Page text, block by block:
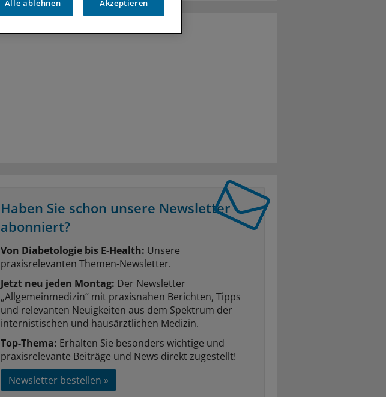
Haben Sie schon unsere Newsletter
abonniert?
Von Diabetologie bis E-Health: Unsere
praxisrelevanten Themen-Newsletter.
Jetzt neu jeden Montag: Der Newsletter
„Allgemeinmedizin“ mit praxisnahen Berichten, Tipps
und relevanten Neuigkeiten aus dem Spektrum der
internistischen und hausärztlichen Medizin.
Top-Thema: Erhalten Sie besonders wichtige und
praxisrelevante Beiträge und News direkt zugestellt!
Newsletter bestellen »
Alle ablehnen Akzeptieren